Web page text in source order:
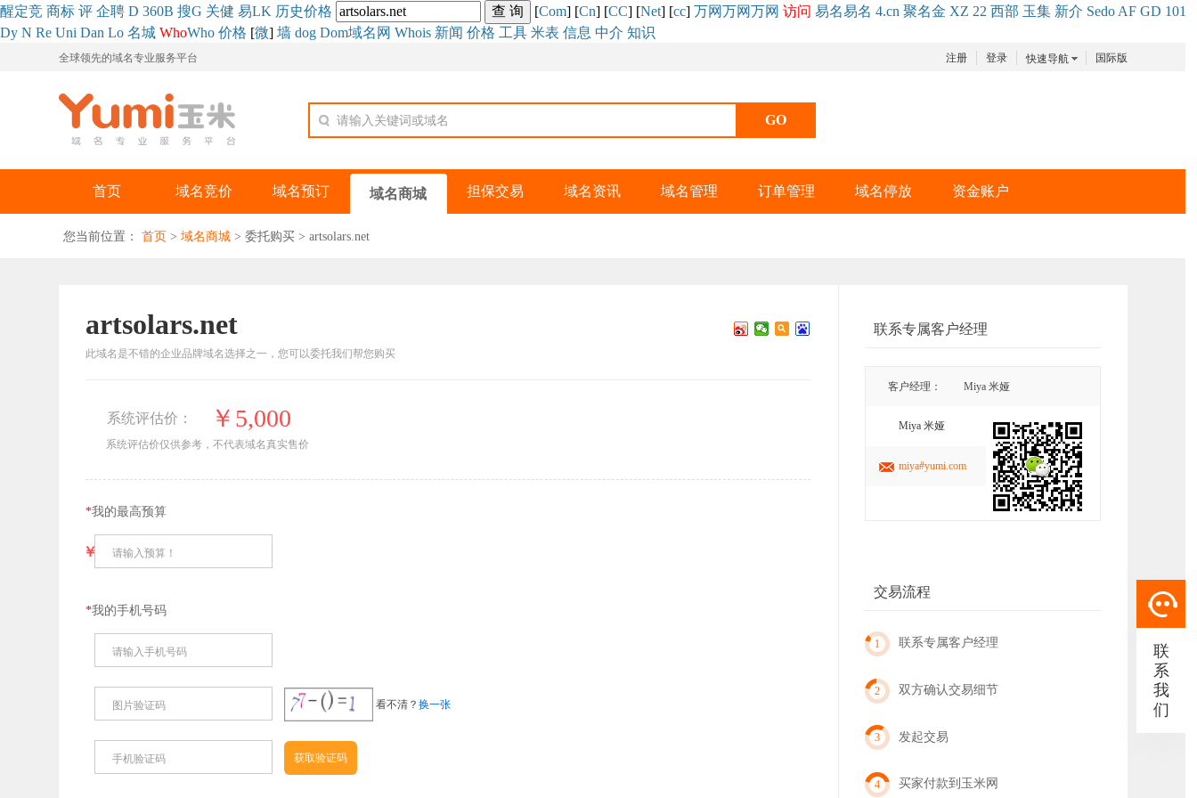
醒定竞 商标 评 企聘 D 360B 搜G 关健 易LK 历史价格 [Com] [Cn] [CC] [Net] [cc] 万网万网万网 访问 易名易名 4.cn 聚名金 XZ 22 西部 玉集 新介 Sedo AF GD 101
Dy N Re Uni Dan Lo 名城 WhoWho 价格 [微] 墙 dog Dom域名网 Whois 新闻 价格 工具 米表 信息 中介 知识